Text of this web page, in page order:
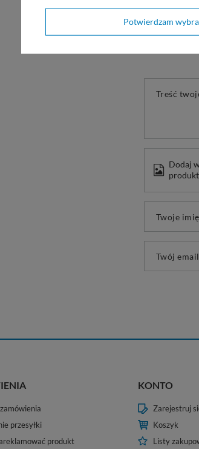
Napisz swoją opinię
Treść
Dodaj
Twoje imię
Twój email
przesyłki
produkt
KONTO
Zarejestruj
Koszyk
Listy
Potwierdzam